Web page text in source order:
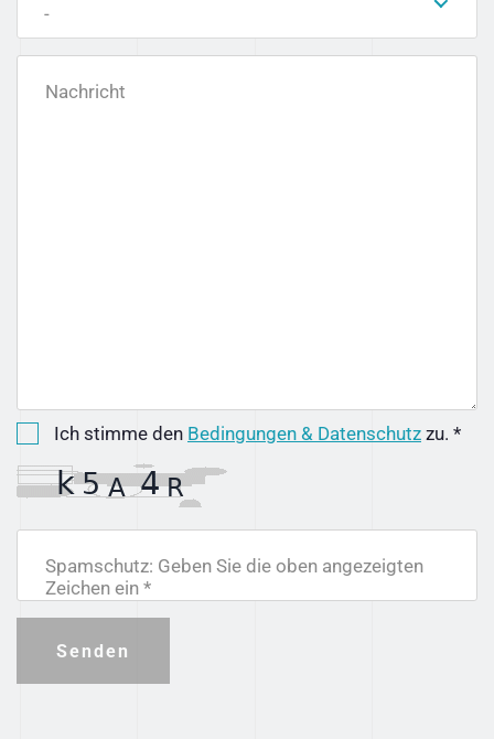
-
Nachricht
Ich stimme den Bedingungen & Datenschutz zu. *
Spamschutz: Geben Sie die oben angezeigten
Zeichen ein *
Senden